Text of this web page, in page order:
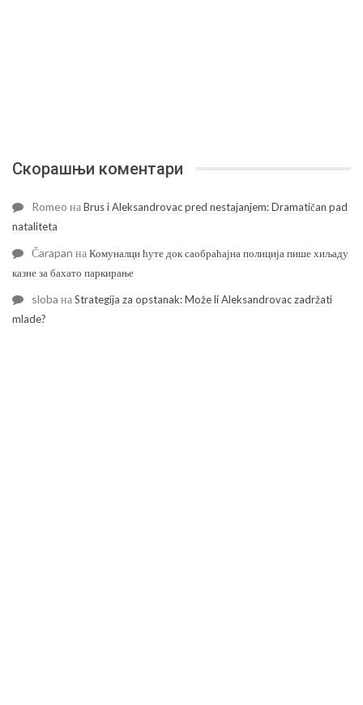
Скорашњи коментари
Romeo наBrus i Aleksandrovac pred nestajanjem: Dramatičan pad
nataliteta
Čarapan наКомуналци ћуте док саобраћајна полиција пише хиљаду
казне за бахато паркирање
sloba наStrategija za opstanak: Može li Aleksandrovac zadržati
mlade?